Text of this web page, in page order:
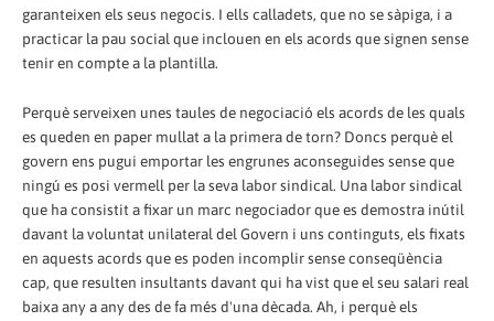
garanteixen els seus negocis. I ells calladets, que no se sàpiga, i a
practicar la pau social que inclouen en els acords que signen sense
tenir en compte a la plantilla.
Perquè serveixen unes taules de negociació els acords de les quals
es queden en paper mullat a la primera de torn? Doncs perquè el
govern ens pugui emportar les engrunes aconseguides sense que
ningú es posi vermell per la seva labor sindical. Una labor sindical
que ha consistit a fixar un marc negociador que es demostra inútil
davant la voluntat unilateral del Govern i uns continguts, els fixats
en aquests acords que es poden incomplir sense conseqüència
cap, que resulten insultants davant qui ha vist que el seu salari real
baixa any a any des de fa més d'una dècada. Ah, i perquè els